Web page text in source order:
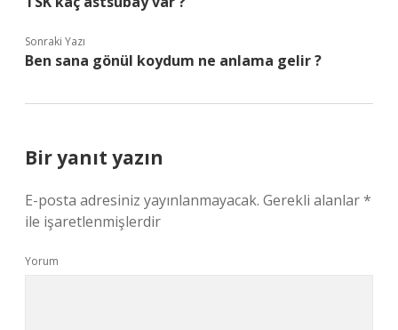
Sonraki Yazı
Ben sana gönül koydum ne anlama gelir ?
Bir yanıt yazın
E-posta adresiniz yayınlanmayacak. Gerekli alanlar*
ile işaretlenmişlerdir
Yorum